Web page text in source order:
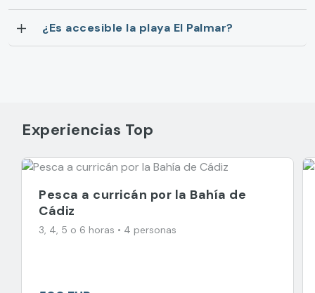
¿Es accesible la playa El Palmar?
Experiencias Top
Pesca a curricán por la Bahía de
Cádiz
3, 4, 5 o 6 horas • 4 personas